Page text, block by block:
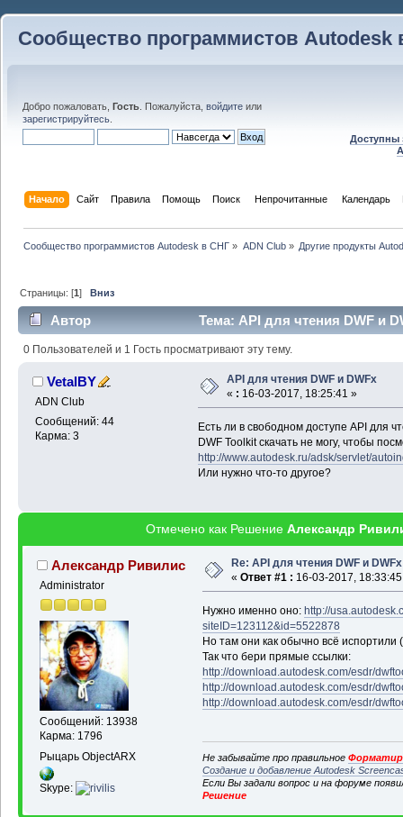
Сообщество программистов Autodesk
Добро пожаловать, Гость . Пожалуйста, войдите или
зарегистрируйтесь
Доступны
Начало Сайт Правила Помощь Поиск Непрочитанные Календарь
Сообщество программистов Autodesk в СНГ » ADN Club» Другие продукты
Страницы: [1]Вниз
Автор Тема: API для чтения DWF и
0 Пользователей и 1 Гость просматривают эту тему.
VetalBY
ADN Club
Сообщений: 44
Карма: 3
API для чтения DWF и DWFx
« : 16-03-2017, 18:25:41 »
Есть ли в свободном доступе API для
DWF Toolkit скачать не могу, чтобы
http://www.autodesk.ru/adsk/servlet/
Или нужно что-то другое?
Отмечено как Решение Александр
Александр Ривилис
Administrator
Сообщений: 13938
Карма: 1796
Рыцарь ObjectARX
Skype:
Re: API для чтения DWF и DWFx
« Ответ #1 : 16-03-2017,
Нужно именно оно: http://
siteID=123112&id=5522878
Но там они как обычно всё испортили
Так что бери прямые ссылки:
http://download.autodesk.com/esdr/
http://download.autodesk.com/esdr/
http://download.autodesk.com/esdr/
Не забывайте про правильное
Создание и добавление Autodesk
Если Вы задали вопрос и на форуме
Решение